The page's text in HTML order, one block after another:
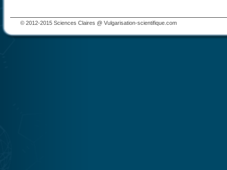
© 2012-2015 Sciences Claires @ Vulgarisation-scientifique.com